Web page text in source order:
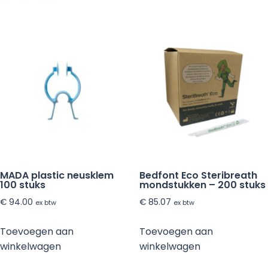
MADA plastic neusklem
100 stuks
€ 94.00 ex btw
Toevoegen aan
winkelwagen
Bedfont Eco Steribreath
mondstukken – 200 stuks
€85.07 ex btw
Toevoegen aan
winkelwagen